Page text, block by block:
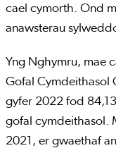
cael cymorth. Ond
anawsterau
Yng Nghymru, mae
Gofal Cymdeithasol
gyfer 2022 fod
gofal cymdeithasol.
2021, er gwaethaf